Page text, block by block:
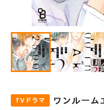
TVドラマ ワンルーム